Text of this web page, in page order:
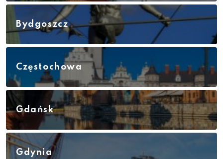
Bydgoszcz
Częstochowa
Gdańsk
Gdynia